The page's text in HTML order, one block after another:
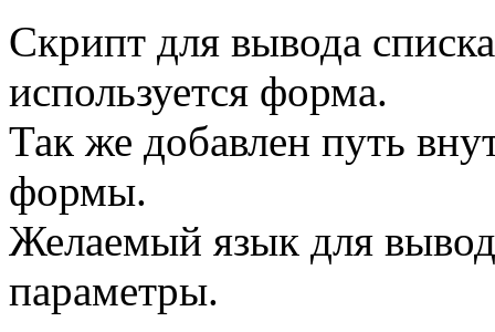
Скрипт для вывода
используется форма.
Так же добавлен путь
формы.
Желаемый язык для
параметры.